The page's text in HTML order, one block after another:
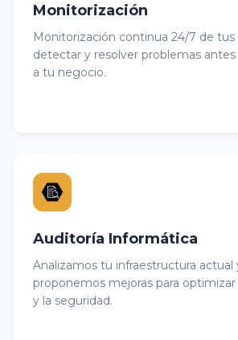
Monitorización
Monitorización continua 24/7 de tus
detectar y resolver problemas
a tu negocio.
Auditoría Informática
Analizamos tu infraestructura actual
proponemos mejoras para
y la seguridad.